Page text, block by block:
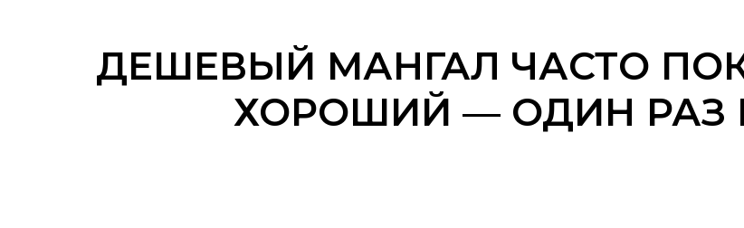
ДЕШЕВЫЙ МАНГАЛ ЧАСТО
ХОРОШИЙ — ОДИН РАЗ